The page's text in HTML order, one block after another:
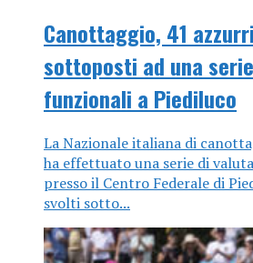
Canottaggio, 41
sottoposti ad una
funzionali a Piediluco
La Nazionale italiana di
ha effettuato una serie di
presso il Centro Federale di
svolti sotto...